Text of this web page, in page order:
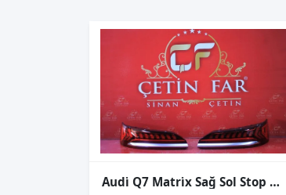
Audi̇ Q7 Matri̇x Sağ Sol Stop Q7 Sağ Sol Stop Sıfır Valeo 2016-2024